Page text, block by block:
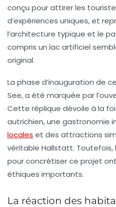
conçu pour attirer les
d’expériences uniques, et
l’architecture typique et le
compris un lac artificiel
original.
La phase d’inauguration de
See, a été marquée par
Cette réplique dévoile à la
autrichien, une gastronomie
locales et des attractions
véritable Hallstatt.
pour concrétiser ce projet
éthiques importants.
La réaction des